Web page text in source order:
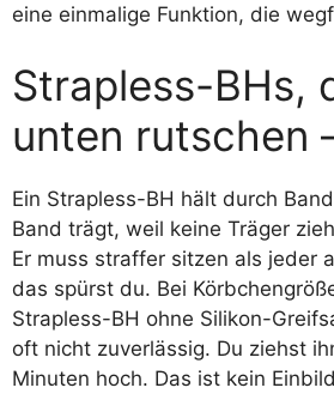
eine einmalige Funktion, die
Strapless-BHs,
unten rutschen
Ein Strapless-BH hält durch
Band trägt, weil keine Träger
Er muss straffer sitzen als jeder
das spürst du. Bei
Strapless-BH ohne Silikon-
oft nicht zuverlässig. Du ziehst
Minuten hoch. Das ist kein